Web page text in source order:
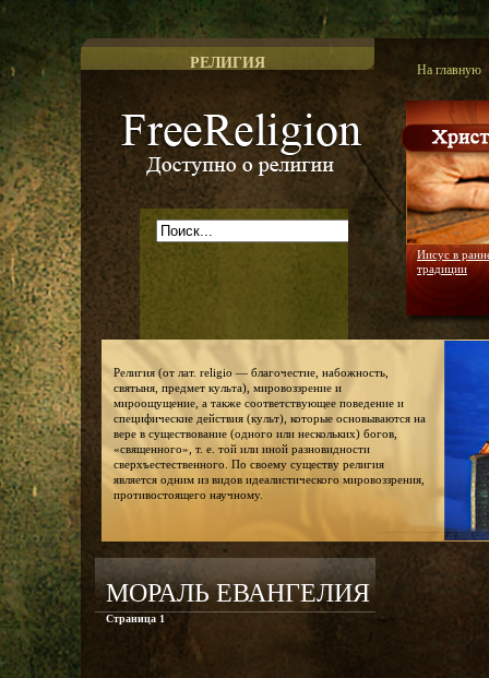
РЕЛИГИЯ На главную
Иисус в
традиции
Религия (от лат. religio — благочестие, набожность,
святыня, предмет культа), мировоззрение и
мироощущение, а также соответствующее поведение и
специфические действия (культ), которые основываются на
вере в существование (одного или нескольких) богов,
«священного», т. е. той или иной разновидности
сверхъестественного. По своему существу религия
является одним из видов идеалистического мировоззрения,
противостоящего научному.
МОРАЛЬ ЕВАНГЕЛИЯ
Страница 1